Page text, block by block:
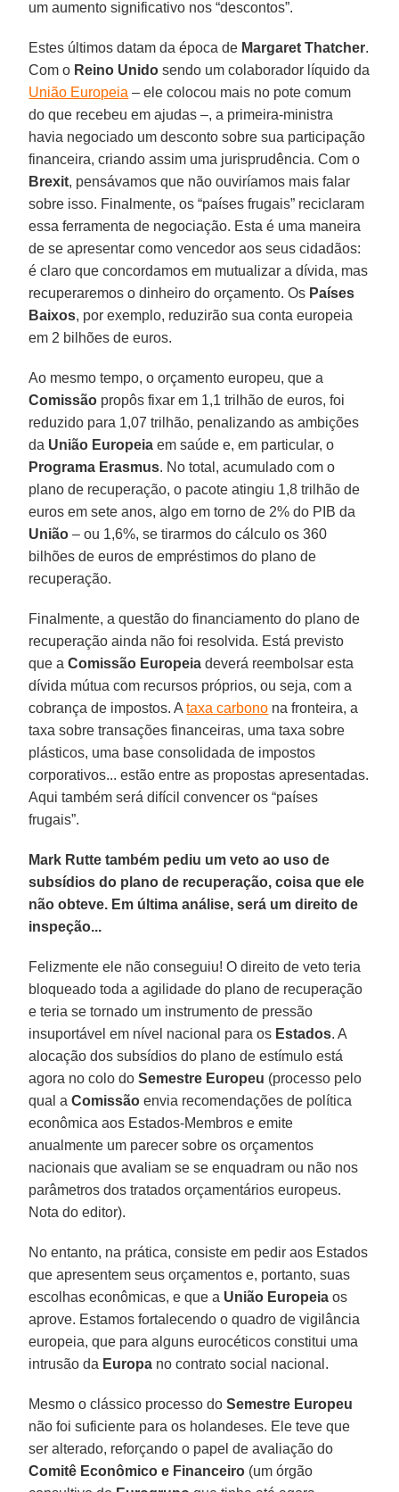
um aumento significativo nos “descontos”.
Estes últimos datam da época de Margaret Thatcher.
Com o Reino Unido sendo um colaborador líquido da
União Europeia – ele colocou mais no pote comum
do que recebeu em ajudas –, a primeira-ministra
havia negociado um desconto sobre sua participação
financeira, criando assim uma jurisprudência. Com o
Brexit, pensávamos que não ouviríamos mais falar
sobre isso. Finalmente, os “países frugais” reciclaram
essa ferramenta de negociação. Esta é uma maneira
de se apresentar como vencedor aos seus cidadãos:
é claro que concordamos em mutualizar a dívida, mas
recuperaremos o dinheiro do orçamento. Os Países
Baixos, por exemplo, reduzirão sua conta europeia
em 2 bilhões de euros.
Ao mesmo tempo, o orçamento europeu, que a
Comissão propôs fixar em 1,1 trilhão de euros, foi
reduzido para 1,07 trilhão, penalizando as ambições
da União Europeia em saúde e, em particular, o
Programa Erasmus. No total, acumulado com o
plano de recuperação, o pacote atingiu 1,8 trilhão de
euros em sete anos, algo em torno de 2% do PIB da
União – ou 1,6%, se tirarmos do cálculo os 360
bilhões de euros de empréstimos do plano de
recuperação.
Finalmente, a questão do financiamento do plano de
recuperação ainda não foi resolvida. Está previsto
que aComissão Europeia deverá reembolsar esta
dívida mútua com recursos próprios, ou seja, com a
cobrança de impostos. Ataxa carbono na fronteira, a
taxa sobre transações financeiras, uma taxa sobre
plásticos, uma base consolidada de impostos
corporativos... estão entre as propostas apresentadas.
Aqui também será difícil convencer os “países
frugais”.
Mark Rutte também pediu um veto ao uso de
subsídios do plano de recuperação, coisa que ele
não obteve. Em última análise, será um direito de
inspeção...
Felizmente ele não conseguiu! O direito de veto teria
bloqueado toda a agilidade do plano de recuperação
e teria se tornado um instrumento de pressão
insuportável em nível nacional para os Estados. A
alocação dos subsídios do plano de estímulo está
agora no colo doSemestre Europeu (processo pelo
qual aComissão envia recomendações de política
econômica aos Estados-Membros e emite
anualmente um parecer sobre os orçamentos
nacionais que avaliam se se enquadram ou não nos
parâmetros dos tratados orçamentários europeus.
Nota do editor).
No entanto, na prática, consiste em pedir aos Estados
que apresentem seus orçamentos e, portanto, suas
escolhas econômicas, e que a União Europeia os
aprove. Estamos fortalecendo o quadro de vigilância
europeia, que para alguns eurocéticos constitui uma
intrusão da Europa no contrato social nacional.
Mesmo o clássico processo doSemestre Europeu
não foi suficiente para os holandeses. Ele teve que
ser alterado, reforçando o papel de avaliação do
Comitê Econômico e Financeiro (um órgão